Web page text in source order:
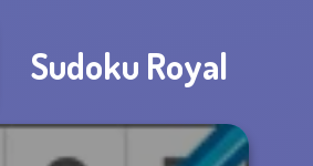
Sudoku Royal